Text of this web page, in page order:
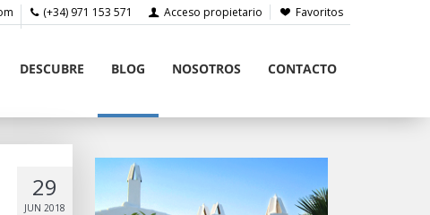
Favoritos
Acceso propietario
(+34) 971 153 571
DESCUBRE BLOG NOSOTROS CONTACTO
29
JUN 2018